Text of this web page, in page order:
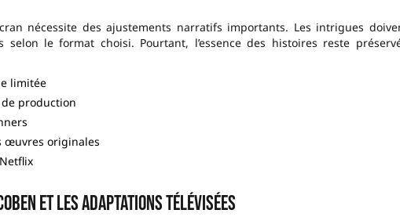
nécessite des ajustements narratifs importants. Les intrigues
selon le format choisi. Pourtant, l’essence des histoires reste
limitée
production
œuvres originales
et les adaptations télévisées